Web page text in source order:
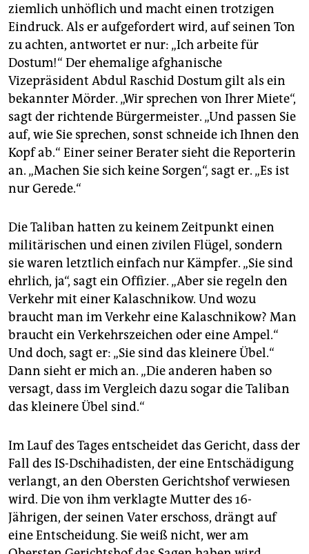
ziemlich unhöflich und macht einen trotzigen
Eindruck. Als er aufgefordert wird, auf seinen Ton
zu achten, antwortet er nur: „Ich arbeite für
Dostum!“ Der ehemalige afghanische
Vizepräsident Abdul Raschid Dostum gilt als ein
bekannter Mörder. „Wir sprechen von Ihrer Miete“,
sagt der richtende Bürgermeister. „Und passen Sie
auf, wie Sie sprechen, sonst schneide ich Ihnen den
Kopf ab.“ Einer seiner Berater sieht die Reporterin
an. „Machen Sie sich keine Sorgen“, sagt er. „Es ist
nur Gerede.“
Die Taliban hatten zu keinem Zeitpunkt einen
militärischen und einen zivilen Flügel, sondern
sie waren letztlich einfach nur Kämpfer. „Sie sind
ehrlich, ja“, sagt ein Offizier. „Aber sie regeln den
Verkehr mit einer Kalaschnikow. Und wozu
braucht man im Verkehr eine Kalaschnikow? Man
braucht ein Verkehrszeichen oder eine Ampel.“
Und doch, sagt er: „Sie sind das kleinere Übel.“
Dann sieht er mich an. „Die anderen haben so
versagt, dass im Vergleich dazu sogar die Taliban
das kleinere Übel sind.“
Im Lauf des Tages entscheidet das Gericht, dass der
Fall des IS-Dschihadisten, der eine Entschädigung
verlangt, an den Obersten Gerichtshof verwiesen
wird. Die von ihm verklagte Mutter des 16-
Jährigen, der seinen Vater erschoss, drängt auf
eine Entscheidung. Sie weiß nicht, wer am